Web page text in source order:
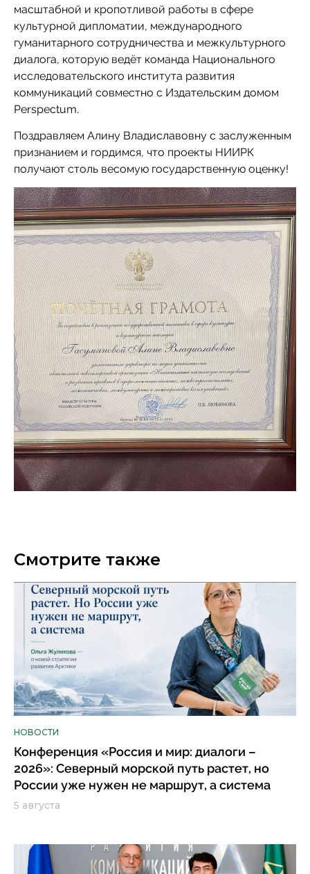
масштабной и кропотливой работы в сфере
культурной дипломатии, международного
гуманитарного сотрудничества и межкультурного
диалога, которую ведёт команда Национального
исследовательского института развития
коммуникаций совместно с Издательским домом
Perspectum.
Поздравляем Алину Владиславовну с заслуженным
признанием и гордимся, что проекты НИИРК
получают столь весомую государственную оценку!
Смотрите также
НОВОСТИ
Конференция «Россия и мир: диалоги –
2026»: Северный морской путь растет, но
России уже нужен не маршрут, а система
5 августа